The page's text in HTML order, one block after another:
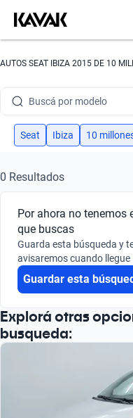
AUTOS SEAT IBIZA 2015 DE 10
Buscá por modelo
Buscá por versión
Buscá por marca
Buscá por modelo
Buscá por versión
Seat Ibiza 10
0 Resultados
Por ahora no tenemos
que buscas
Guarda esta búsqueda y
avisaremos cuando llegue
Guardar esta
Explorá otras
busqueda: